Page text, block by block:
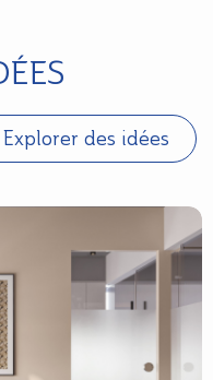
Explorer des idées